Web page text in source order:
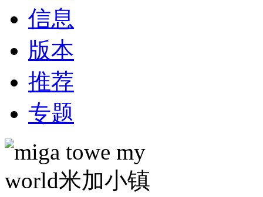
信息
版本
推荐
专题